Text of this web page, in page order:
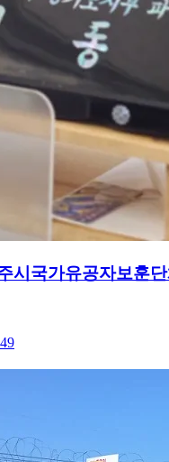
시국가유공자보훈
49